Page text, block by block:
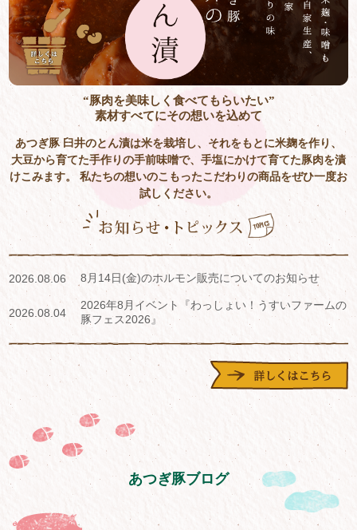
“豚肉を美味しく食べてもらいたい”
素材すべてにその想いを込めて
あつぎ豚 臼井のとん漬は米を栽培し、それをもとに米麹を作り、
大豆から育てた手作りの手前味噌で、手塩にかけて育てた豚肉を漬
けこみます。 私たちの想いのこもったこだわりの商品をぜひ一度お
試しください。
2026.08.06 8月14日(金)のホルモン販売についてのお知らせ
2026.08.04
2026年8月イベント『わっしょい！うすいファームの
豚フェス2026』
あつぎ豚ブログ